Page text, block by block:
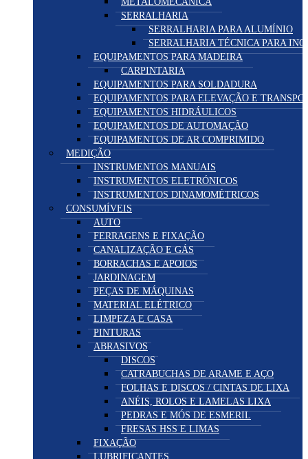
SERRALHARIA
SERRALHARIA PARA ALUMÍNIO
SERRALHARIA TÉCNICA PARA
EQUIPAMENTOS PARA MADEIRA
CARPINTARIA
EQUIPAMENTOS PARA SOLDADURA
EQUIPAMENTOS PARA ELEVAÇÃO E
EQUIPAMENTOS HIDRÁULICOS
EQUIPAMENTOS DE AUTOMAÇÃO
EQUIPAMENTOS DE AR COMPRIMIDO
MEDIÇÃO
INSTRUMENTOS MANUAIS
INSTRUMENTOS ELETRÓNICOS
INSTRUMENTOS DINAMOMÉTRICOS
CONSUMÍVEIS
AUTO
FERRAGENS E FIXAÇÃO
CANALIZAÇÃO E GÁS
BORRACHAS E APOIOS
JARDINAGEM
PEÇAS DE MÁQUINAS
MATERIAL ELÉTRICO
LIMPEZA E CASA
PINTURAS
ABRASIVOS
DISCOS
CATRABUCHAS DE ARAME E AÇO
FOLHAS E DISCOS / CINTAS DE LIXA
ANÉIS, ROLOS E LAMELAS LIXA
PEDRAS E MÓS DE ESMERIL
FRESAS HSS E LIMAS
FIXAÇÃO
LUBRIFICANTES